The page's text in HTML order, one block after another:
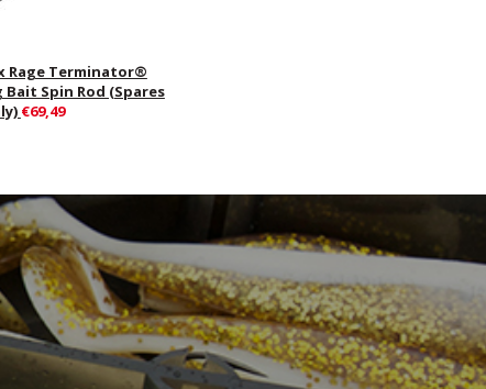
Rage Terminator®
Bait Spin Rod (Spares
€69,49